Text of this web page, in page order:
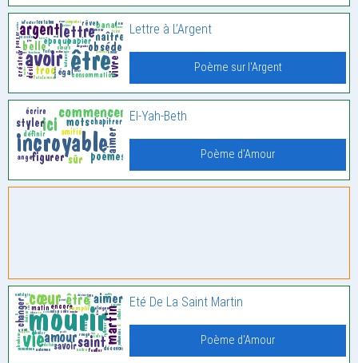
Lettre à L’Argent
Poème sur l'Argent
El-Yah-Beth
Poème d'Amour
Eté De La Saint Martin
Poème d'Amour